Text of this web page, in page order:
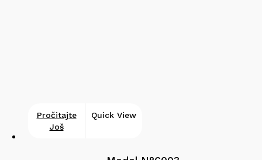
Pročitajte
Još
Quick View